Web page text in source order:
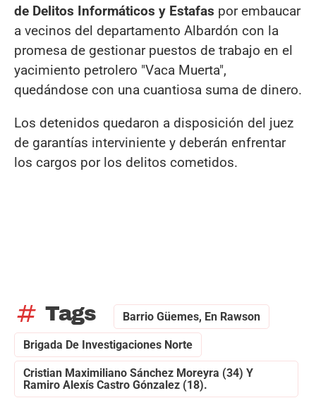
de Delitos Informáticos y Estafas por embaucar
a vecinos del departamento Albardón con la
promesa de gestionar puestos de trabajo en el
yacimiento petrolero "Vaca Muerta",
quedándose con una cuantiosa suma de dinero.
Los detenidos quedaron a disposición del juez
de garantías interviniente y deberán enfrentar
los cargos por los delitos cometidos.
tag Tags Barrio Güemes, En Rawson
Brigada De Investigaciones Norte
Cristian Maximiliano Sánchez Moreyra (34) Y
Ramiro Alexís Castro Gónzalez (18).